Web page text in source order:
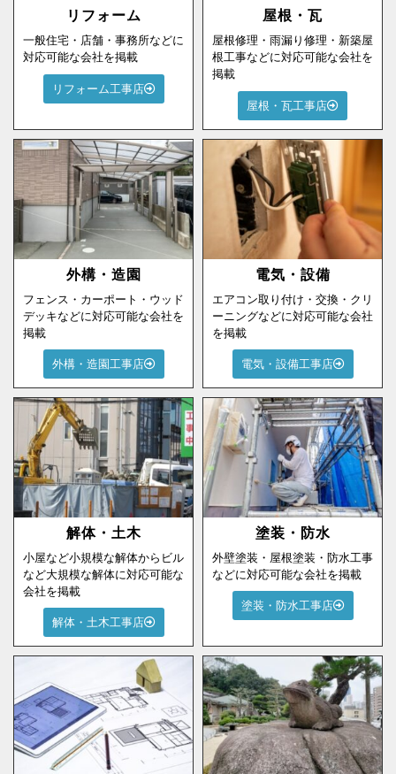
リフォーム
一般住宅・店舗・事務所などに
対応可能な会社を掲載
リフォーム工事店
屋根・瓦
屋根修理・雨漏り修理・新築屋
根工事などに対応可能な会社を
掲載
屋根・瓦工事店
外構・造園
フェンス・カーポート・ウッド
デッキなどに対応可能な会社を
掲載
外構・造園工事店
電気・設備
エアコン取り付け・交換・クリ
ーニングなどに対応可能な会社
を掲載
電気・設備工事店
解体・土木
小屋など小規模な解体からビル
など大規模な解体に対応可能な
会社を掲載
解体・土木工事店
塗装・防水
外壁塗装・屋根塗装・防水工事
などに対応可能な会社を掲載
塗装・防水工事店